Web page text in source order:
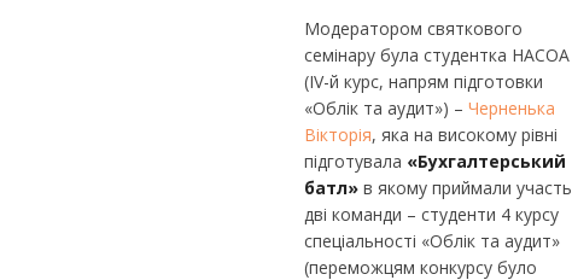
Модератором святкового
семінару була студентка НАСОА
(IV-й курс, напрям підготовки
«Облік та аудит») – Черненька
Вікторія, яка на високому рівні
підготувала «Бухгалтерський
батл» в якому приймали участь
дві команди – студенти 4 курсу
спеціальності «Облік та аудит»
(переможцям конкурсу було